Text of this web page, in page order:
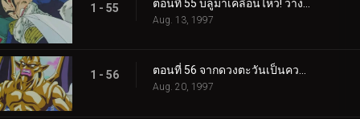
1 - 55
Aug. 13, 1997
1 - 56 ตอนที่ 56 จากดวงตะวันเป็นความหนาวสุดขั้ว! สองพี่น้องมังกรน้ำแข็ง และ เปลวเพลิง
Aug. 20, 1997